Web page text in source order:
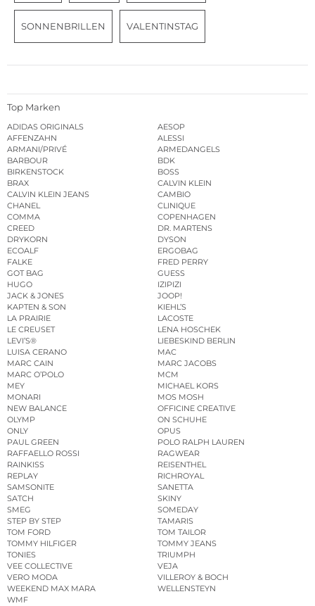
SONNENBRILLEN VALENTINSTAG
Top Marken
ADIDAS ORIGINALS
AESOP
AFFENZAHN
ALESSI
ARMANI/PRIVÉ
ARMEDANGELS
BARBOUR
BDK
BIRKENSTOCK
BOSS
BRAX
CALVIN KLEIN
CALVIN KLEIN JEANS
CAMBIO
CHANEL
CLINIQUE
COMMA
COPENHAGEN
CREED
DR. MARTENS
DRYKORN
DYSON
ECOALF
ERGOBAG
FALKE
FRED PERRY
GOT BAG
GUESS
HUGO
IZIPIZI
JACK & JONES
JOOP!
KAPTEN & SON
KIEHL’S
LA PRAIRIE
LACOSTE
LE CREUSET
LENA HOSCHEK
LEVI’S®
LIEBESKIND BERLIN
LUISA CERANO
MAC
MARC CAIN
MARC JACOBS
MARC O’POLO
MCM
MEY
MICHAEL KORS
MONARI
MOS MOSH
NEW BALANCE
OFFICINE CREATIVE
OLYMP
ON SCHUHE
ONLY
OPUS
PAUL GREEN
POLO RALPH LAUREN
RAFFAELLO ROSSI
RAGWEAR
RAINKISS
REISENTHEL
REPLAY
RICHROYAL
SAMSONITE
SANETTA
SATCH
SKINY
SMEG
SOMEDAY
STEP BY STEP
TAMARIS
TOM FORD
TOM TAILOR
TOMMY HILFIGER
TOMMY JEANS
TONIES
TRIUMPH
VEE COLLECTIVE
VEJA
VERO MODA
VILLEROY & BOCH
WEEKEND MAX MARA
WELLENSTEYN
WMF